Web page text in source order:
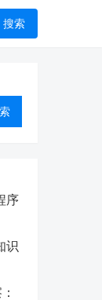
搜索
序
识